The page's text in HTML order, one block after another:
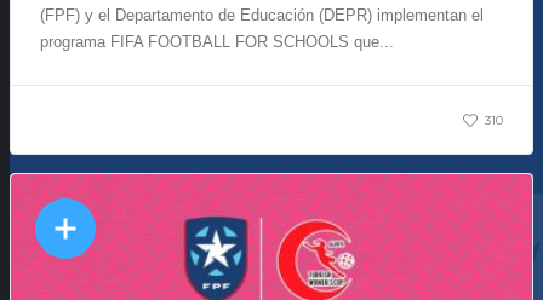
(FPF) y el Departamento de Educación (DEPR) implementan el
programa FIFA FOOTBALL FOR SCHOOLS que...
310